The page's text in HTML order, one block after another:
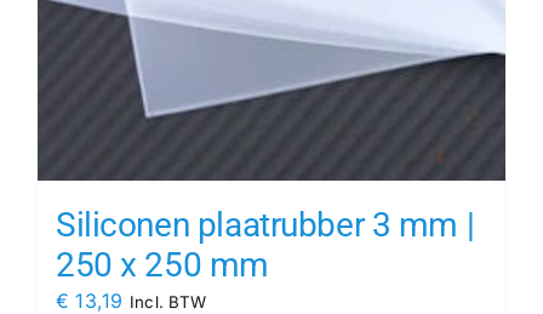
Siliconen plaatrubber 3 mm |
250 x 250 mm
€ 13,19 Incl. BTW